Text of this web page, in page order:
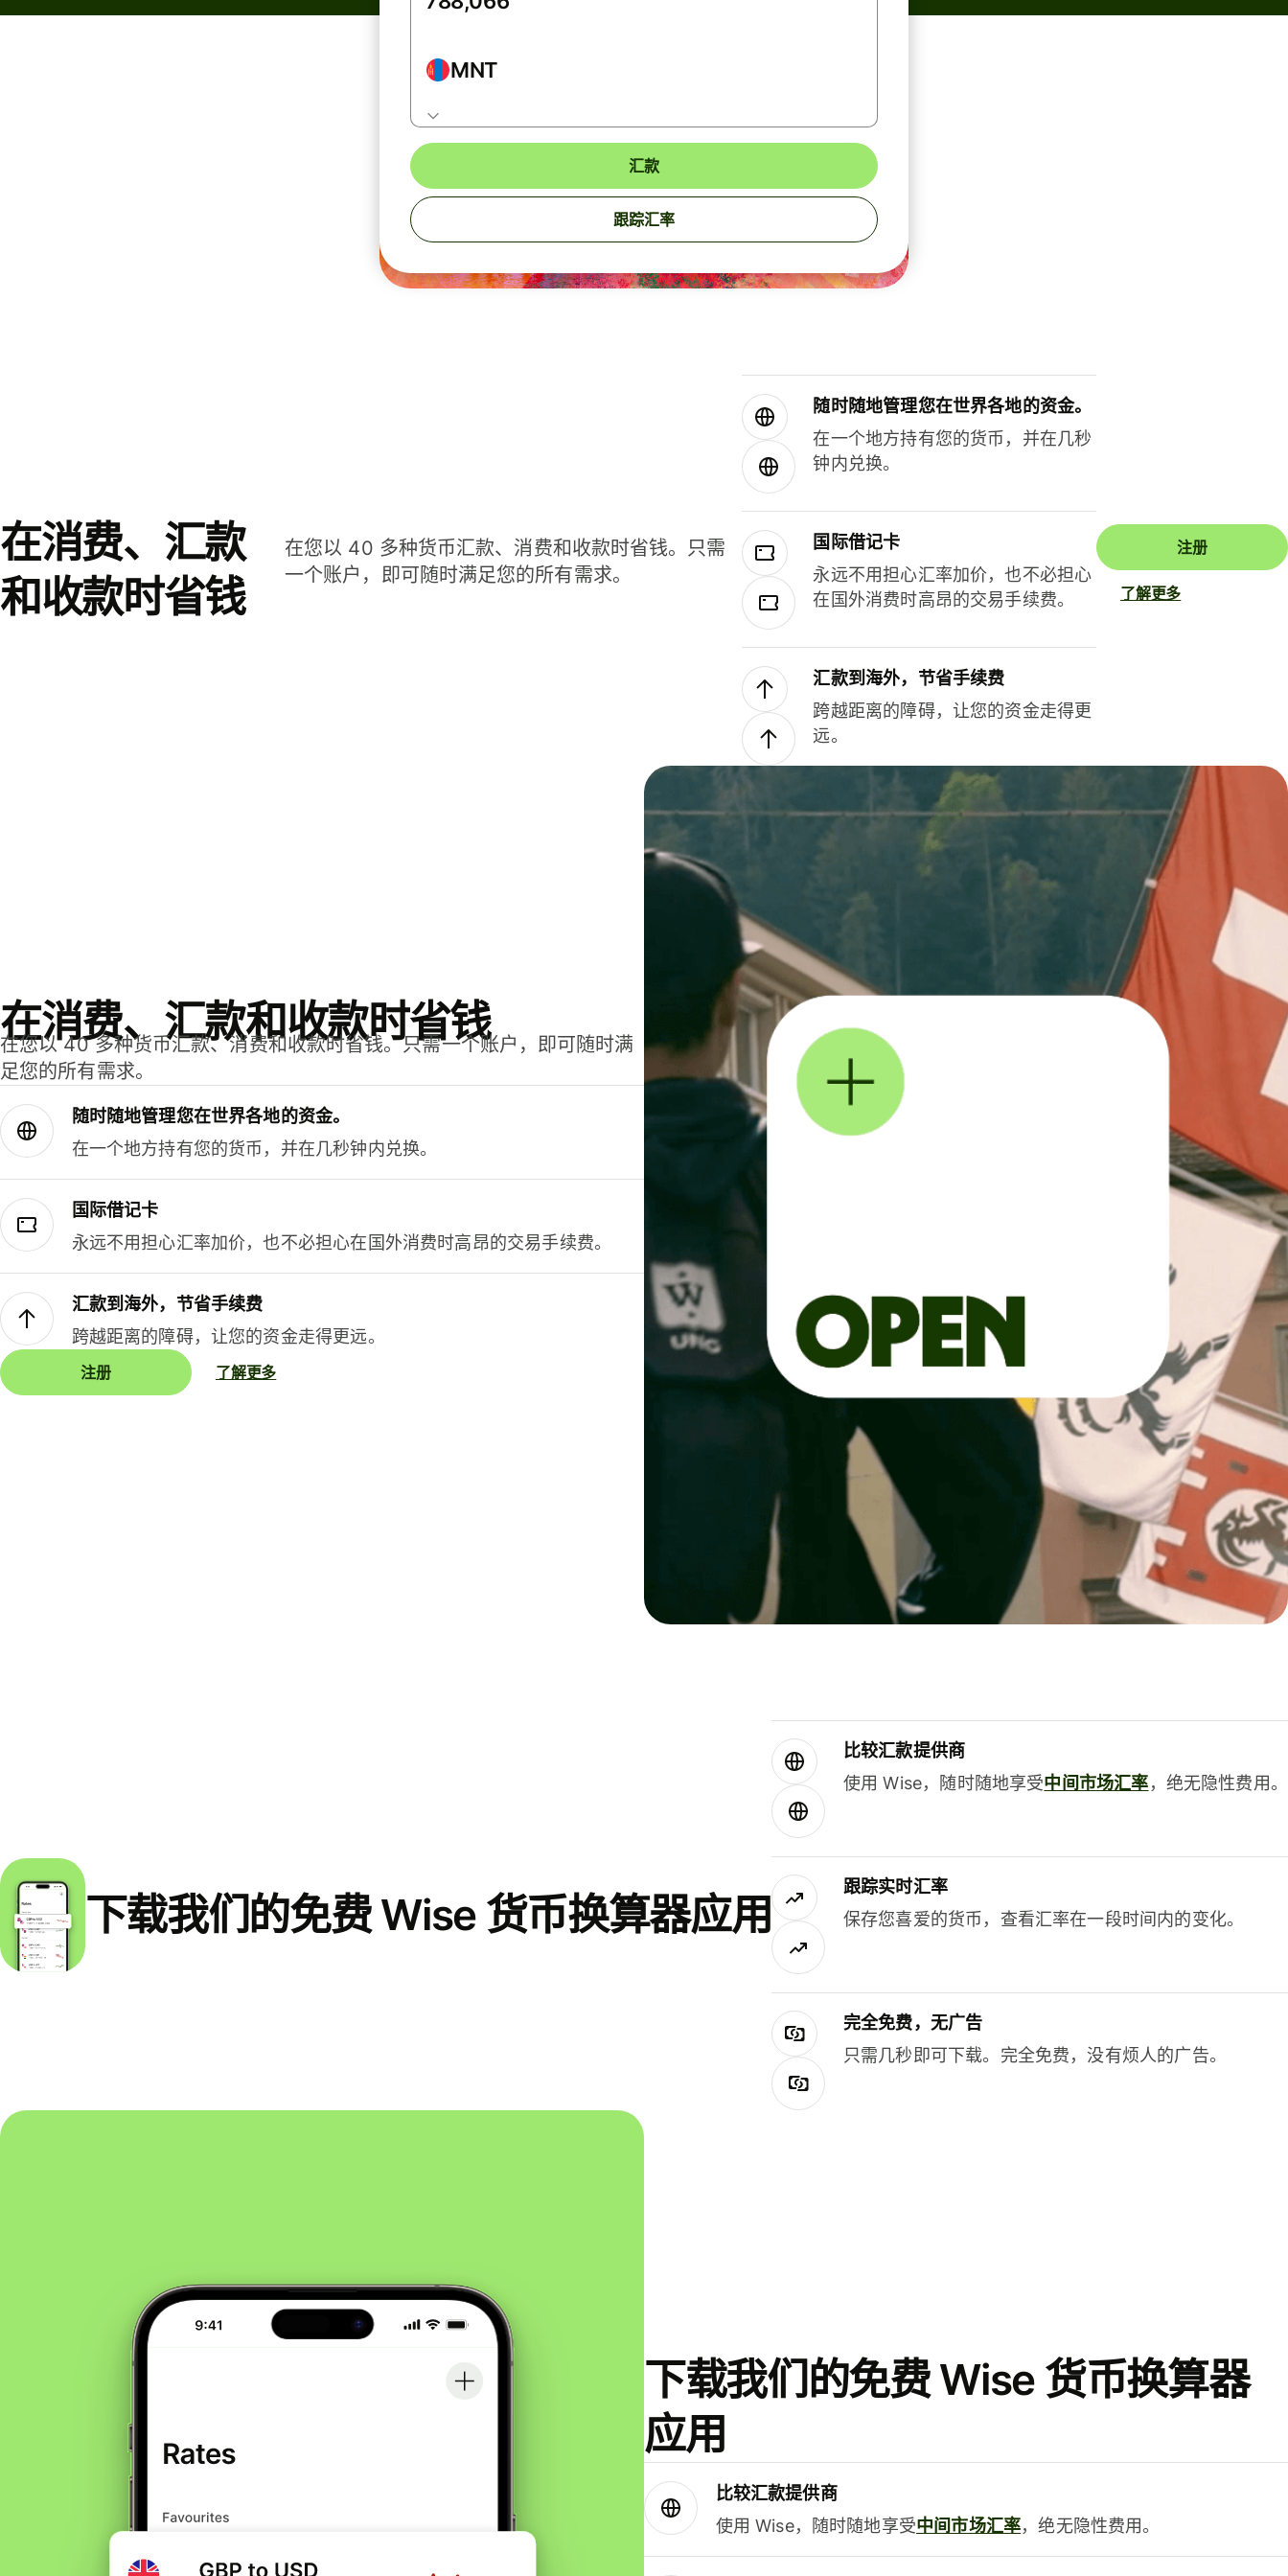
MNT
汇款
跟踪汇率
在消费、汇款
和收款时省钱
在您以 40 多种货币汇款、消费和收款时省钱。只需
一个账户，即可随时满足您的所有需求。
随时随地管理您在世界各地的资金。
在一个地方持有您的货币，并在几秒
钟内兑换。
国际借记卡
永远不用担心汇率加价，也不必担心
在国外消费时高昂的交易手续费。
汇款到海外，节省手续费
跨越距离的障碍，让您的资金走得更
远。
注册
了解更多
在消费、汇款和收款时省钱
在您以 40 多种货币汇款、消费和收款时省钱。只需一个账户，即可随时满
足您的所有需求。
随时随地管理您在世界各地的资金。
在一个地方持有您的货币，并在几秒钟内兑换。
国际借记卡
永远不用担心汇率加价，也不必担心在国外消费时高昂的交易手续费。
汇款到海外，节省手续费
跨越距离的障碍，让您的资金走得更远。
注册 了解更多
下载我们的免费 Wise 货币换算器应用
比较汇款提供商
使用 Wise，随时随地享受中间市场汇率，绝无隐性费用。
跟踪实时汇率
保存您喜爱的货币，查看汇率在一段时间内的变化。
完全免费，无广告
只需几秒即可下载。完全免费，没有烦人的广告。
下载我们的免费 Wise 货币换算器
应用
比较汇款提供商
使用 Wise，随时随地享受中间市场汇率，绝无隐性费用。